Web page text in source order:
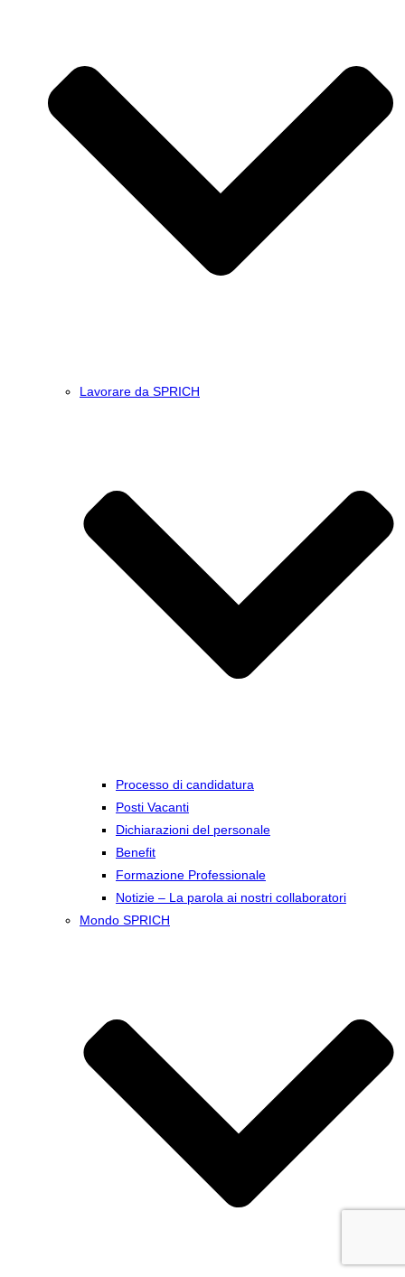
Lavorare da SPRICH
Processo di candidatura
Posti Vacanti
Dichiarazioni del personale
Benefit
Formazione Professionale
Notizie – La parola ai nostri collaboratori
Mondo SPRICH